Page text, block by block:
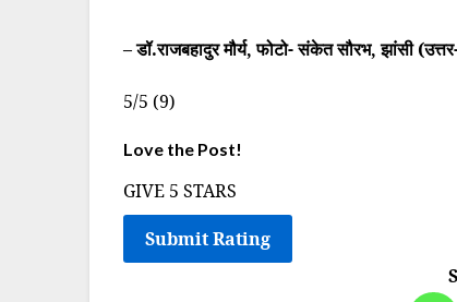
– डॉ.राजबहादुर मौर्य, फोटो- संकेत सौरभ, झांसी
5/5 (9)
Love the Post!
GIVE 5 STARS